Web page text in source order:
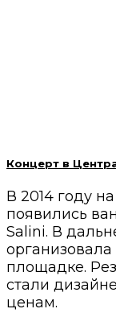
Концерт в
В 2014 году
появились
Salini. В
площадке.
стали
ценам.